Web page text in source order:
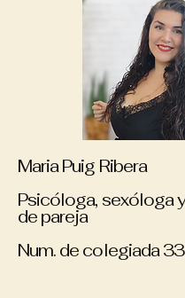
Maria Puig Ribera
Psicóloga, sexóloga
de pareja
Num. de colegiada